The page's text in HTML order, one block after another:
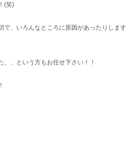
(笑)
で、いろんなところに原因があったりします
、という方もお任せ下さい！！